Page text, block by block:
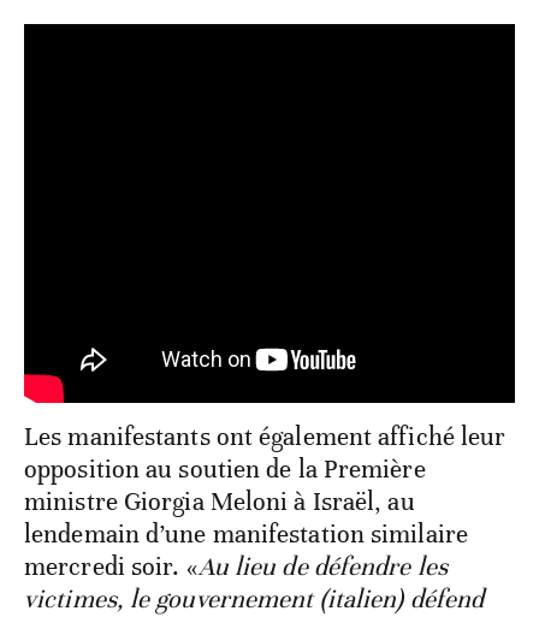
Les manifestants ont également affiché leur
opposition au soutien de la Première
ministre Giorgia Meloni à Israël, au
lendemain d’une manifestation similaire
mercredi soir. «Au lieu de défendre les
victimes, le gouvernement (italien) défend